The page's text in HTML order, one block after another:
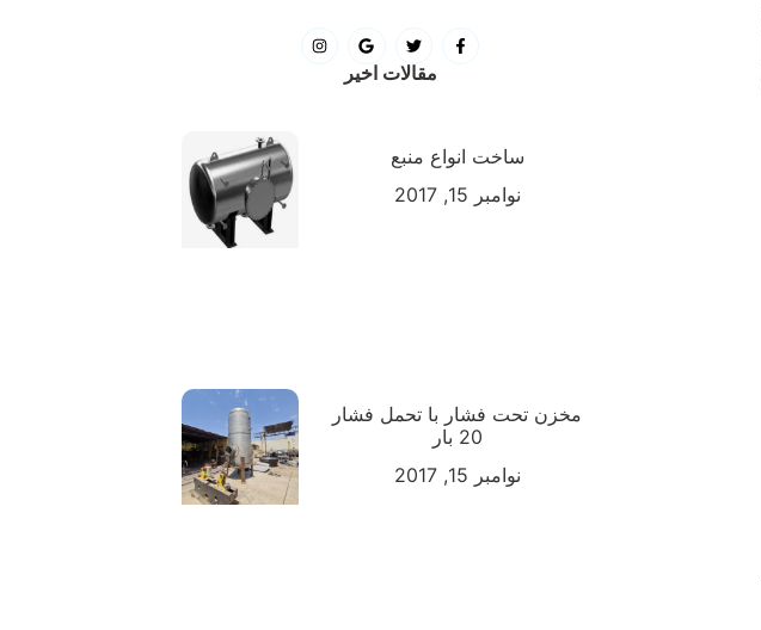
مقالات اخیر
ساخت انواع منبع
نوامبر 15, 2017
مخزن تحت فشار با تحمل فشار
20 بار
نوامبر 15, 2017